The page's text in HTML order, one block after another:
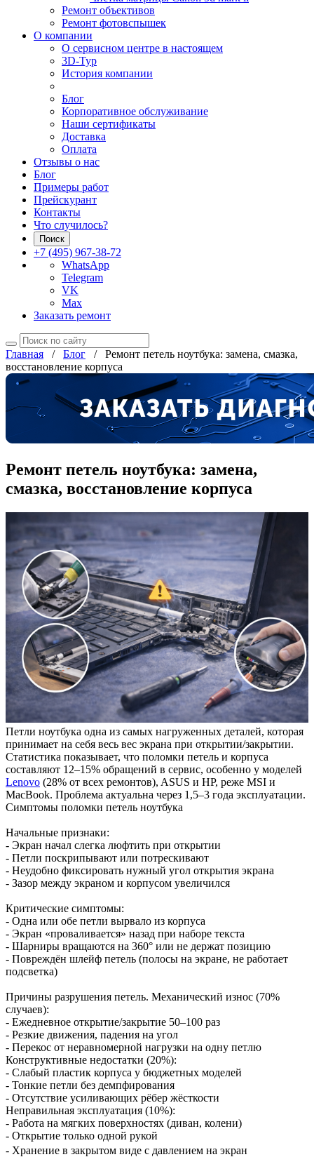
Ремонт объективов
Ремонт фотовспышек
О компании
О сервисном центре в настоящем
3D-Тур
История компании
Блог
Корпоративное обслуживание
Наши сертификаты
Доставка
Оплата
Отзывы о нас
Блог
Примеры работ
Прейскурант
Контакты
Что случилось?
Поиск
+7 (495) 967-38-72
WhatsApp
Telegram
VK
Max
Заказать ремонт
Главная / Блог / Ремонт петель ноутбука: замена, смазка,
восстановление корпуса
Ремонт петель ноутбука: замена,
смазка, восстановление корпуса
Петли ноутбука одна из самых нагруженных деталей, которая
принимает на себя весь вес экрана при открытии/закрытии.
Статистика показывает, что поломки петель и корпуса
составляют 12–15% обращений в сервис, особенно у моделей
Lenovo (28% от всех ремонтов), ASUS и HP, реже MSI и
MacBook. Проблема актуальна через 1,5–3 года эксплуатации.
Симптомы поломки петель ноутбука
Начальные признаки:
- Экран начал слегка люфтить при открытии
- Петли поскрипывают или потрескивают
- Неудобно фиксировать нужный угол открытия экрана
- Зазор между экраном и корпусом увеличился
Критические симптомы:
- Одна или обе петли вырвало из корпуса
- Экран «проваливается» назад при наборе текста
- Шарниры вращаются на 360° или не держат позицию
- Повреждён шлейф петель (полосы на экране, не работает
подсветка)
Причины разрушения петель. Механический износ (70%
случаев):
- Ежедневное открытие/закрытие 50–100 раз
- Резкие движения, падения на угол
- Перекос от неравномерной нагрузки на одну петлю
Конструктивные недостатки (20%):
- Слабый пластик корпуса у бюджетных моделей
- Тонкие петли без демпфирования
- Отсутствие усиливающих рёбер жёсткости
Неправильная эксплуатация (10%):
- Работа на мягких поверхностях (диван, колени)
- Открытие только одной рукой
- Хранение в закрытом виде с давлением на экран